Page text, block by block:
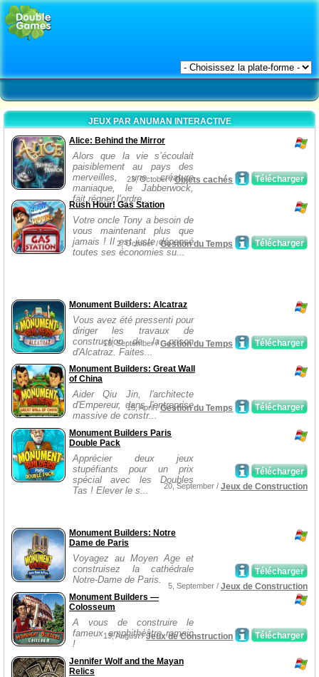
JEUX PAR ANUMAN INTERACTIVE
Alice: Behind the Mirror
Alors que la vie s’écoulait
paisiblement au pays des
merveilles, une créature
maniaque, le Jabberwock,
fait régner l’ordre...
Télécharger
23, October /Objets cachés
Rush Hour! Gas Station
Votre oncle Tony a besoin de
vous maintenant plus que
jamais ! Il est juste dépensé
toutes ses économies su...
Télécharger
2, October /Gestion du Temps
Monument Builders: Alcatraz
Vous avez été pressenti pour
diriger les travaux de
construction de la prison
d'Alcatraz. Faites...
Télécharger
18, September /Gestion du Temps
Monument Builders: Great Wall
of China
Aider Qiu Jin, l'architecte
d'Empereur, dans l'entreprise
massive de constr...
Télécharger
15, April /Gestion du Temps
Monument Builders Paris
Double Pack
Apprécier deux jeux
stupéfiants pour un prix
spécial avec les Doubles
Tas ! Elever le s...
Télécharger
20, September / Jeux de Construction
Monument Builders: Notre
Dame de Paris
Voyagez au Moyen Age et
construisez la cathédrale
Notre-Dame de Paris.
Télécharger
5, September / Jeux de Construction
Monument Builders —
Colosseum
A vous de construire le
fameux amphithéâtre romain
!
Télécharger
13, August /Jeux de Construction
Jennifer Wolf and the Mayan
Relics